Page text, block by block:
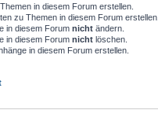
in diesem Forum erstellen.
zu Themen in diesem Forum erstellen.
in diesem Forum nicht ändern.
in diesem Forum nicht löschen.
in diesem Forum erstellen.